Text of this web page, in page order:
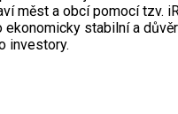
měst a obcí pomocí tzv.
ekonomicky stabilní a
investory.